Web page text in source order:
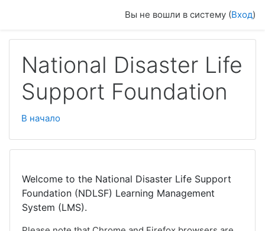
Вы не вошли в систему (Вход)
National Disaster Life
Support Foundation
В начало
Welcome to the National Disaster Life Support
Foundation (NDLSF) Learning Management
System (LMS).